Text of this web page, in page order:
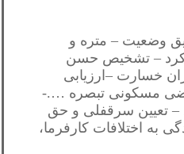
وضعيت – متره و
– تشخيص حسن
خسارت –ارزیابی
مسکونی تبصره ….-
– تعیین سرقفلی و حق
اختلافات کارفرما،